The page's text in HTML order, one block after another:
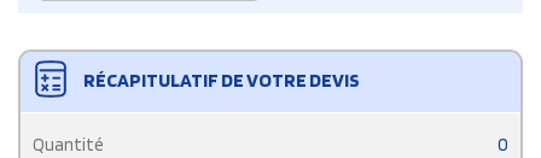
RÉCAPITULATIF DE VOTRE DEVIS
Quantité 0